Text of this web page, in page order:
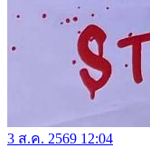
3 ส.ค. 2569 12:04